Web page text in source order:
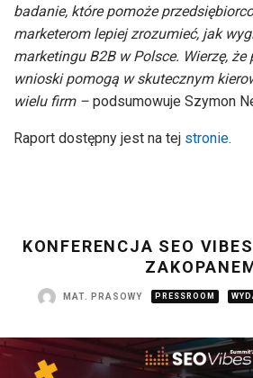
badanie, które pomoże
marketerom lepiej zrozumieć, jak
marketingu B2B w Polsce. Wierzę, że
wnioski pomogą w skutecznym
wielu firm – podsumowuje Szymon
Raport dostępny jest na tej stronie.
KONFERENCJA SEO
MAT. PRASOWY PRESSROOM